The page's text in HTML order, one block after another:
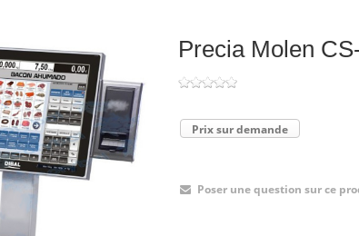
Precia Molen
Prix sur demande
Poser une question sur ce